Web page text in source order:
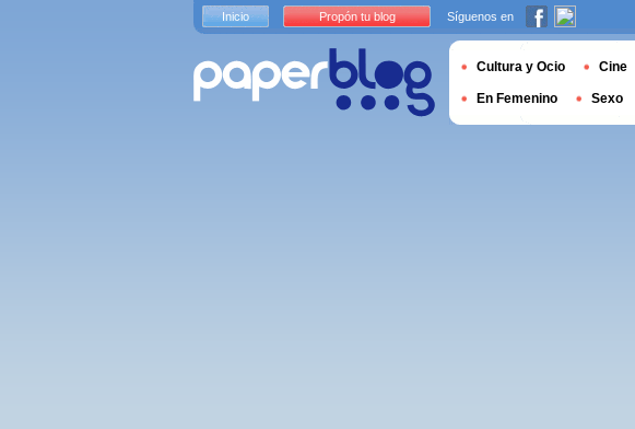
Inicio Propón tu blog Síguenos en
Cultura y Ocio Cine
En Femenino Sexo